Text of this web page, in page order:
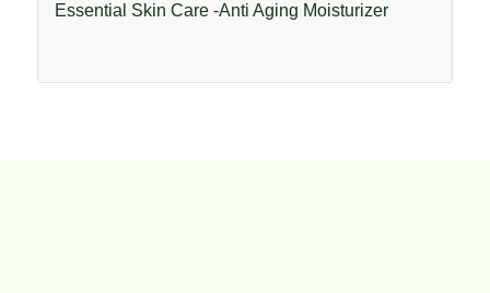
Essential Skin Care -Anti Aging Moisturizer